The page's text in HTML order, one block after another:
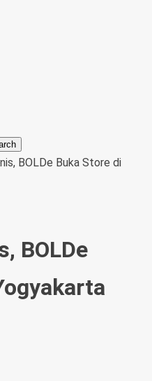
BOLDe Buka Store di
BOLDe